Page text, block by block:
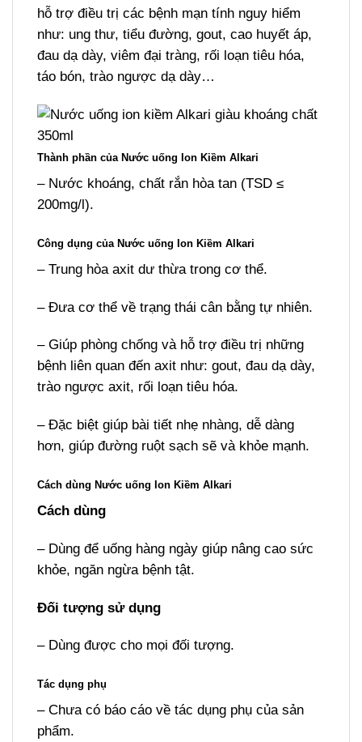
hỗ trợ điều trị các bệnh mạn tính nguy hiểm
như: ung thư, tiểu đường, gout, cao huyết áp,
đau dạ dày, viêm đại tràng, rối loạn tiêu hóa,
táo bón, trào ngược dạ dày…
Thành phần của Nước uống Ion Kiềm Alkari
– Nước khoáng, chất rắn hòa tan (TSD ≤
200mg/l).
Công dụng của Nước uống Ion Kiềm Alkari
– Trung hòa axit dư thừa trong cơ thể.
– Đưa cơ thể về trạng thái cân bằng tự nhiên.
– Giúp phòng chống và hỗ trợ điều trị những
bệnh liên quan đến axit như: gout, đau dạ dày,
trào ngược axit, rối loạn tiêu hóa.
– Đặc biệt giúp bài tiết nhẹ nhàng, dễ dàng
hơn, giúp đường ruột sạch sẽ và khỏe mạnh.
Cách dùng Nước uống Ion Kiềm Alkari
Cách dùng
– Dùng để uống hàng ngày giúp nâng cao sức
khỏe, ngăn ngừa bệnh tật.
Đối tượng sử dụng
– Dùng được cho mọi đối tượng.
Tác dụng phụ
– Chưa có báo cáo về tác dụng phụ của sản
phẩm.